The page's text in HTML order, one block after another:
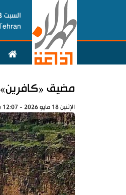
السبت 08-08-2026
مضيق
الإثنين 18 مايو 2026 - 12:07 بتوقيت طهران